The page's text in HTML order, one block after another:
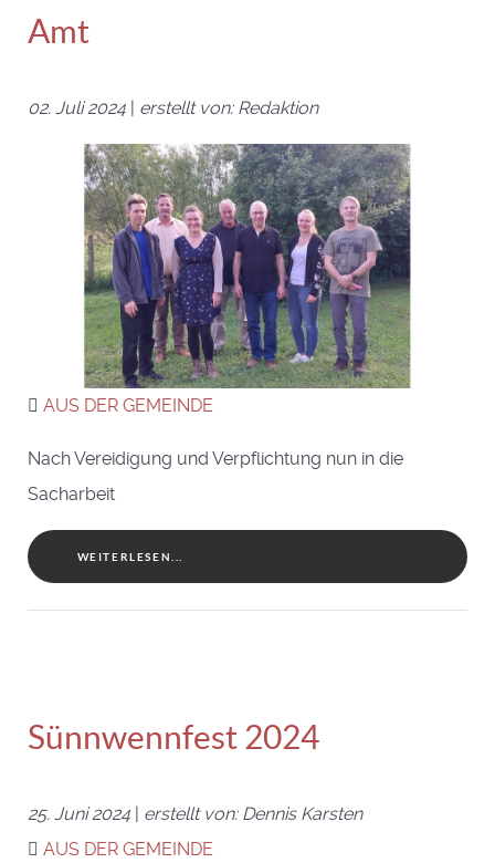
Amt
02. Juli 2024 | erstellt von: Redaktion
AUS DER GEMEINDE
Nach Vereidigung und Verpflichtung nun in die
Sacharbeit
WEITERLESEN...
Sünnwennfest 2024
25. Juni 2024
erstellt von: Dennis Karsten
AUS DER GEMEINDE